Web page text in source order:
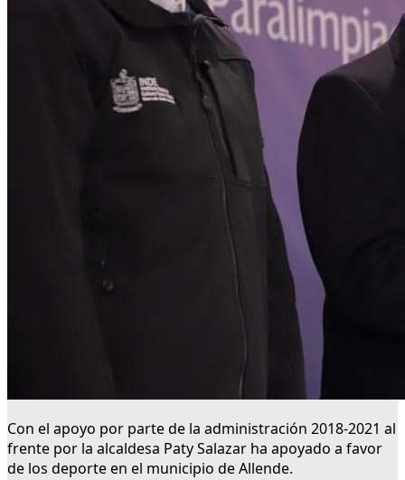
Con el apoyo por parte de la administración 2018-2021 al
frente por la alcaldesa Paty Salazar ha apoyado a favor
de los deporte en el municipio de Allende.